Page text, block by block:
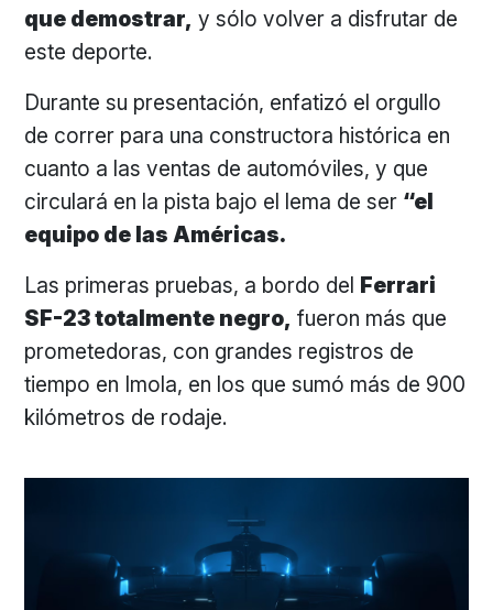
que demostrar, y sólo volver a disfrutar de
este deporte.
Durante su presentación, enfatizó el orgullo
de correr para una constructora histórica en
cuanto a las ventas de automóviles, y que
circulará en la pista bajo el lema de ser “el
equipo de las Américas.
Las primeras pruebas, a bordo del Ferrari
SF-23 totalmente negro, fueron más que
prometedoras, con grandes registros de
tiempo en Imola, en los que sumó más de 900
kilómetros de rodaje.